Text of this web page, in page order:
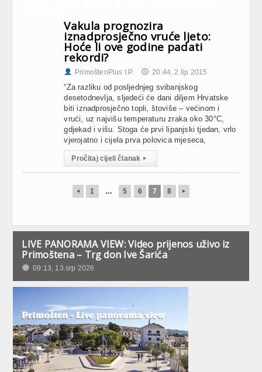
Vakula prognozira
iznadprosječno vruće ljeto:
Hoće li ove godine padati
rekordi?
PrimoštenPlus I.P. 20:44, 2.lip 2015
“Za razliku od posljednjeg svibanjskog
desetodnevlja, sljedeći će dani diljem Hrvatske
biti iznadprosječno topli, štoviše – većinom i
vrući, uz najvišu temperaturu zraka oko 30°C,
gdjekad i višu. Stoga će prvi lipanjski tjedan, vrlo
vjerojatno i cijela prva polovica mjeseca,
Pročitaj cijeli članak ▸
◂ 1 … 5 6 7 8 ▸
LIVE PANORAMA VIEW: Video prijenos uživo iz
Primoštena – Trg don Ive Šarića
09:13, 13.srp 2026